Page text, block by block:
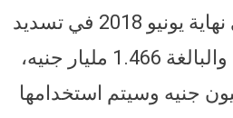
879.12 مليون جنيه من متحصلات اكتتاب زيادة رأس المال حتى نهاية يونيو 2018 في تسديد
نسبة 60% من مديونية القابضة للصناعات المعدنية لدى الشركة والبالغة 1.466 مليار جنيه،
القيمة المتبقية من متحصلات الاكتتاب نحو 97.75 مليون جنيه وسيتم استخدامها